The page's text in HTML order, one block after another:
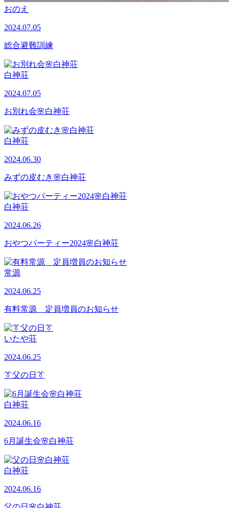
おのえ
2024.07.05
総合避難訓練
白神荘
2024.07.05
お別れ会🌸白神荘
白神荘
2024.06.30
みずの皮むき🌸白神荘
白神荘
2024.06.26
おやつパーティー2024🌸白神荘
常源
2024.06.25
有料常源 定員増員のお知らせ
いたや荘
2024.06.25
👔父の日👔
白神荘
2024.06.16
6月誕生会🌸白神荘
白神荘
2024.06.16